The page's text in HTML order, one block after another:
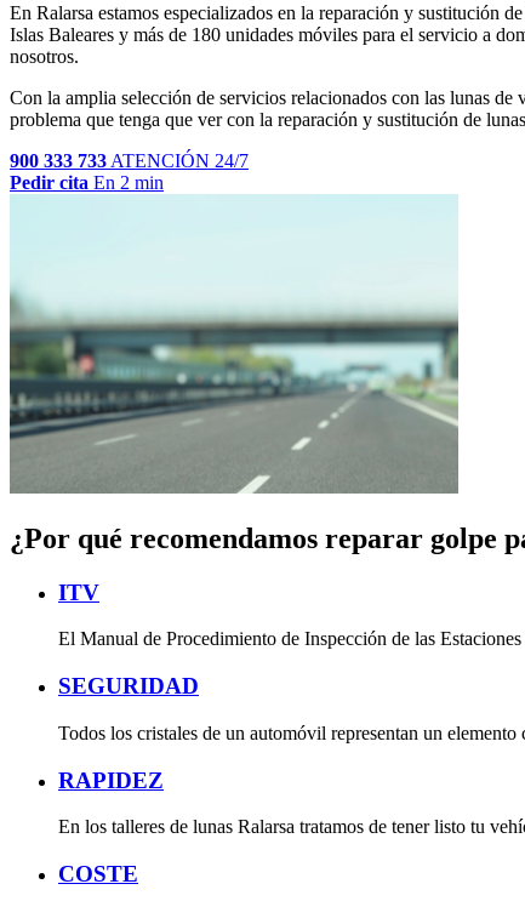
En Ralarsa estamos especializados en la reparación y sustitución
Islas Baleares y más de 180 unidades móviles para el servicio a
nosotros.
Con la amplia selección de servicios relacionados con las lunas de
problema que tenga que ver con la reparación y sustitución de
900 333 733 ATENCIÓN 24/7
Pedir cita En 2 min
¿Por qué recomendamos reparar golpe
ITV
El Manual de Procedimiento de Inspección de las
SEGURIDAD
Todos los cristales de un automóvil representan un
RAPIDEZ
En los talleres de lunas Ralarsa tratamos de tener listo tu
COSTE